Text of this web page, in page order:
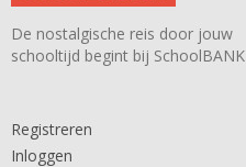
De nostalgische reis door jouw
schooltijd begint bij SchoolBANK
Registreren
Inloggen